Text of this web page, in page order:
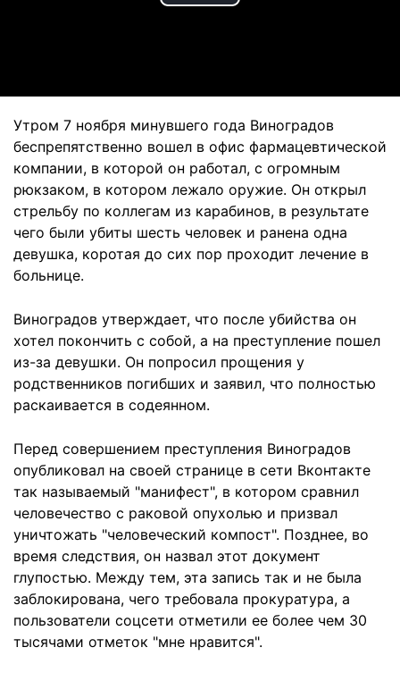
Утром 7 ноября минувшего года Виноградов
беспрепятственно вошел в офис фармацевтической
компании, в которой он работал, с огромным
рюкзаком, в котором лежало оружие. Он открыл
стрельбу по коллегам из карабинов, в результате
чего были убиты шесть человек и ранена одна
девушка, коротая до сих пор проходит лечение в
больнице.
Виноградов утверждает, что после убийства он
хотел покончить с собой, а на преступление пошел
из-за девушки. Он попросил прощения у
родственников погибших и заявил, что полностью
раскаивается в содеянном.
Перед совершением преступления Виноградов
опубликовал на своей странице в сети Вконтакте
так называемый "манифест", в котором сравнил
человечество с раковой опухолью и призвал
уничтожать "человеческий компост". Позднее, во
время следствия, он назвал этот документ
глупостью. Между тем, эта запись так и не была
заблокирована, чего требовала прокуратура, а
пользователи соцсети отметили ее более чем 30
тысячами отметок "мне нравится".